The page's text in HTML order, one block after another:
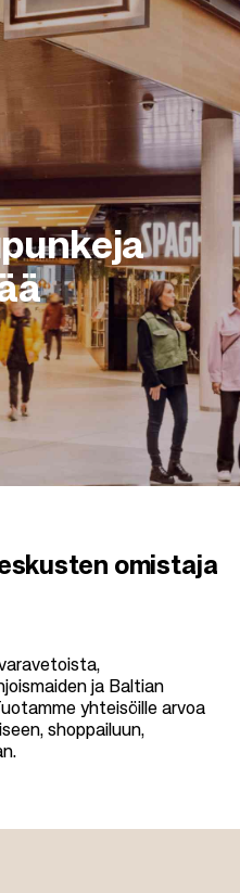
omistaja
ja Baltian
yhteisöille arvoa
shoppailuun,